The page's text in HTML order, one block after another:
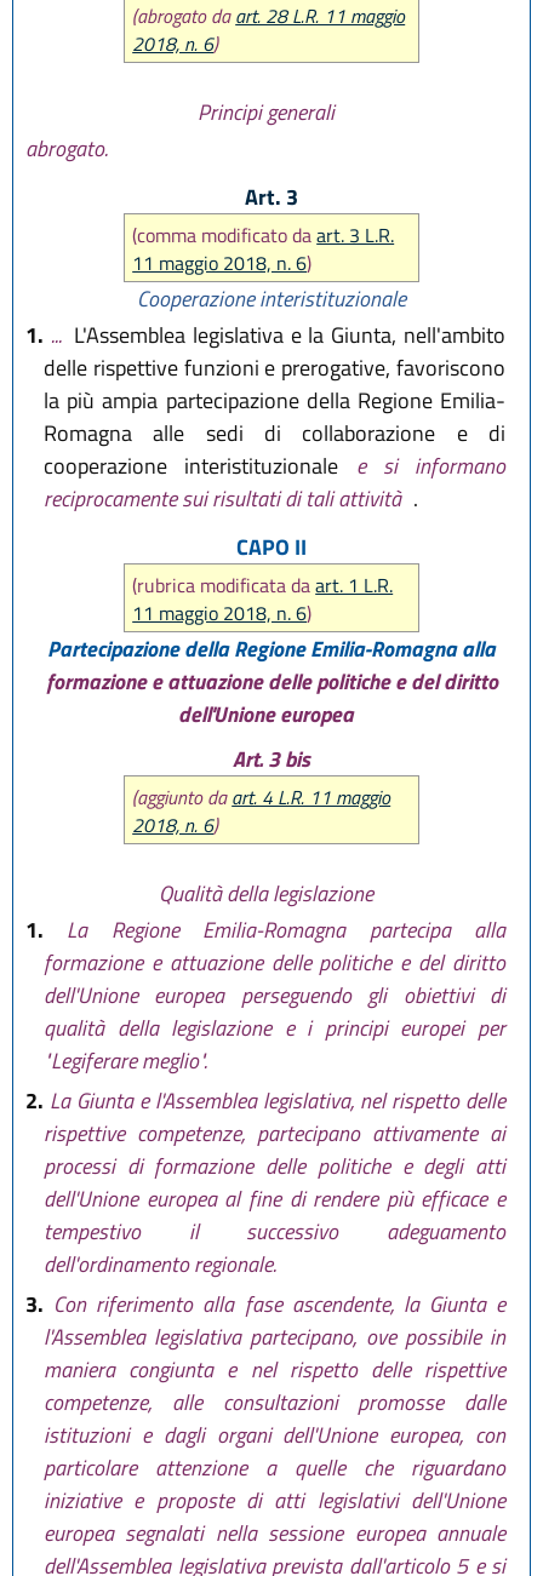
(abrogato daart. 28 L.R. 11 maggio
2018, n. 6)
Principi generali
abrogato.
Art. 3
(comma modificato daart. 3 L.R.
11 maggio 2018, n. 6)
Cooperazione interistituzionale
1. ... L'Assemblea legislativa e la Giunta, nell'ambito
delle rispettive funzioni e prerogative, favoriscono
la più ampia partecipazione della Regione Emilia-
Romagna alle sedi di collaborazione e di
cooperazione interistituzionale e si informano
reciprocamente sui risultati di tali attività .
CAPO II
(rubrica modificata daart. 1 L.R.
11 maggio 2018, n. 6)
Partecipazione della Regione Emilia-Romagna alla
formazione e attuazione delle politiche e del diritto
dell'Unione europea
Art. 3 bis
(aggiunto daart. 4 L.R. 11 maggio
2018, n. 6)
Qualità della legislazione
1.
La Regione Emilia-Romagna partecipa alla
formazione e attuazione delle politiche e del diritto
dell'Unione europea perseguendo gli obiettivi di
qualità della legislazione e i principi europei per
"Legiferare meglio".
2. La Giunta e l'Assemblea legislativa, nel rispetto delle
rispettive competenze, partecipano attivamente ai
processi di formazione delle politiche e degli atti
dell'Unione europea al fine di rendere più efficace e
tempestivo il successivo adeguamento
dell'ordinamento regionale.
3. Con riferimento alla fase ascendente, la Giunta e
l'Assemblea legislativa partecipano, ove possibile in
maniera congiunta e nel rispetto delle rispettive
competenze, alle consultazioni promosse dalle
istituzioni e dagli organi dell'Unione europea, con
particolare attenzione a quelle che riguardano
iniziative e proposte di atti legislativi dell'Unione
europea segnalati nella sessione europea annuale
dell'Assemblea legislativa prevista dall'articolo 5 e si